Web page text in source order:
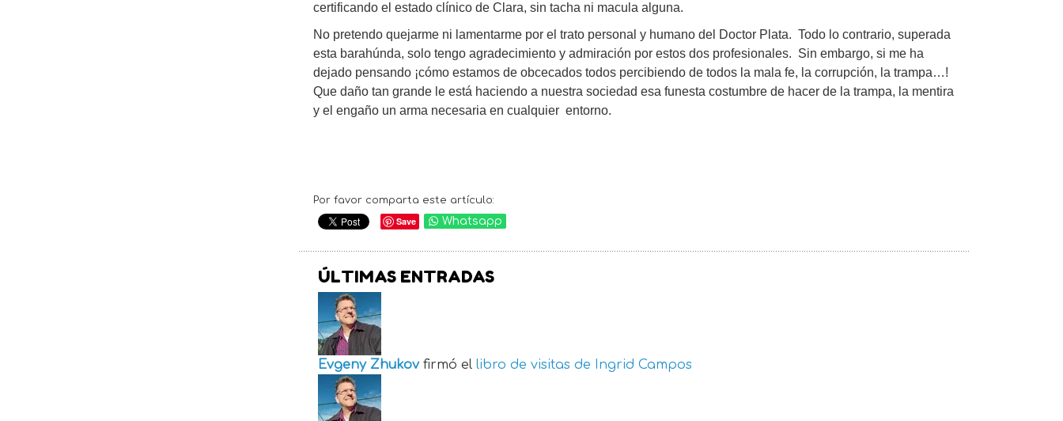
certificando el estado clínico de Clara, sin tacha ni macula alguna.
No pretendo quejarme ni lamentarme por el trato personal y humano del Doctor Plata. Todo lo contrario, superada
esta barahúnda, solo tengo agradecimiento y admiración por estos dos profesionales. Sin embargo, si me ha
dejado pensando ¡cómo estamos de obcecados todos percibiendo de todos la mala fe, la corrupción, la trampa…!
Que daño tan grande le está haciendo a nuestra sociedad esa funesta costumbre de hacer de la trampa, la mentira
y el engaño un arma necesaria en cualquier entorno.
Por favor comparta este artículo:
Save Whatsapp
ÚLTIMAS ENTRADAS
Evgeny Zhukov firmó el libro de visitas de Ingrid Campos